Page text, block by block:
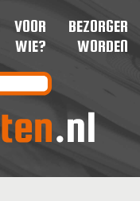
VOOR
WIE?
BEZORGER
WORDEN